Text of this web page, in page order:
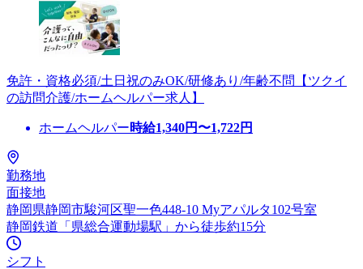
免許・資格必須/土日祝のみOK/研修あり/年齢不問【ツクイ
の訪問介護/ホームヘルパー求人】
ホームヘルパー時給1,340円〜1,722円
勤務地
面接地
静岡県静岡市駿河区聖一色448-10 Myアパルタ102号室
静岡鉄道「県総合運動場駅」から徒歩約15分
シフト